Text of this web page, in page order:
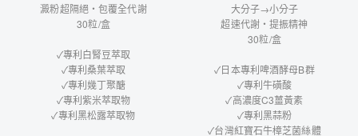
澱粉超隔絕・包覆全代謝
30粒/盒
✓專利白腎豆萃取
✓專利桑葉萃取
✓專利幾丁聚醣
✓專利紫米萃取物
✓專利黑松露萃取物
大分子→小分子
超速代謝・提振精神
30粒/盒
✓日本專利啤酒酵母B群
✓專利牛磺酸
✓高濃度C3薑黃素
✓專利黑蒜粉
✓台灣紅寶石牛樟芝菌絲體